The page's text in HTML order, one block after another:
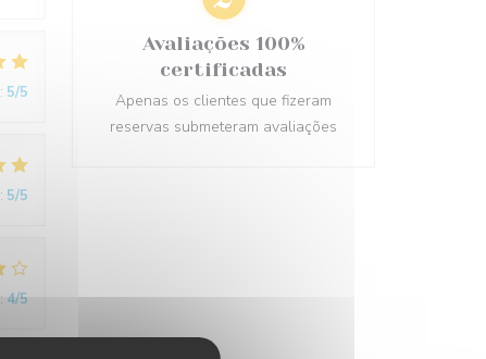
: 5/5
: 5/5
: 4/5
Avaliações 100%
certificadas
Apenas os clientes que fizeram
reservas submeteram avaliações